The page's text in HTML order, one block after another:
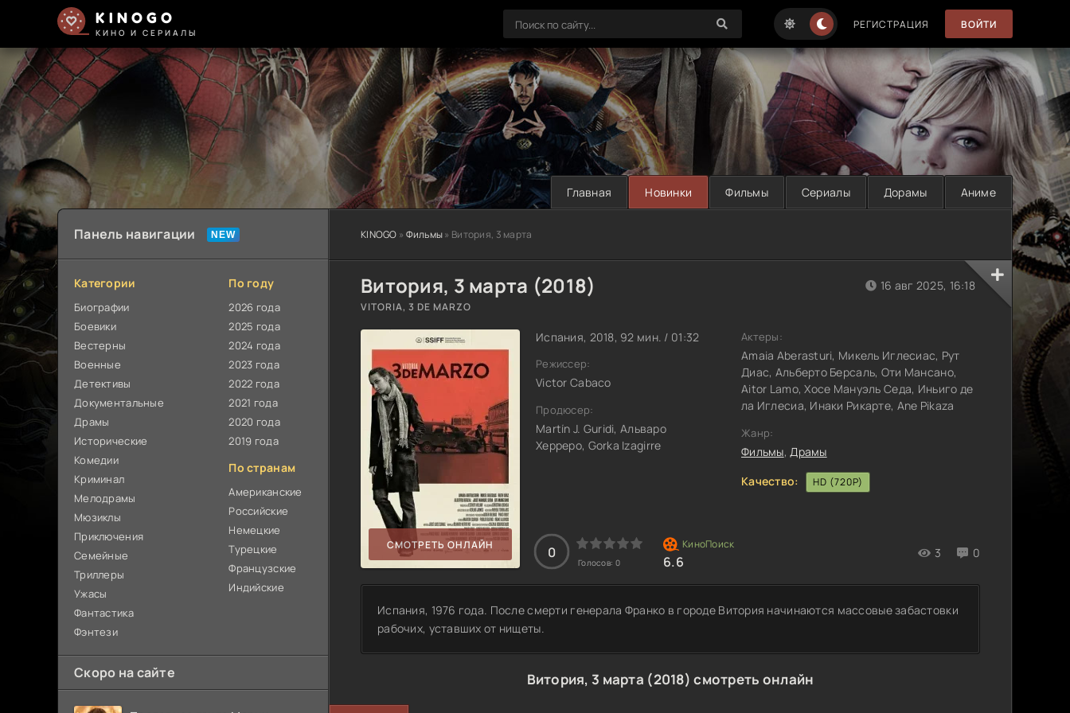
KINOGO
КИНО И СЕРИАЛЫ
РЕГИСТРАЦИЯ ВОЙТИ
Главная Новинки Фильмы Сериалы Дорамы Аниме
KINOGO » Фильмы» Витория, 3 марта
Витория, 3 марта (2018)
VITORIA, 3 DE MARZO
СМОТРЕТЬ ОНЛАЙН
Испания, 2018, 92 мин. / 01:32
Режиссер:
Victor Cabaco
Продюсер:
Martín J. Guridi, Альваро
Херреро, Gorka Izagirre
0
Голосов: 0 6.6
3 0
16 авг 2025, 16:18
Актеры:
Amaia Aberasturi, Микель Иглесиас, Рут
Диас, Альберто Берсаль, Оти Мансано,
Aitor Lamo, Хосе Мануэль Седа, Иньиго де
ла Иглесиа, Инаки Рикарте, Ane Pikaza
Жанр:
Фильмы,Драмы
Качество:
HD (720P)
Испания, 1976 года. После смерти генерала Франко в городе Витория начинаются массовые забастовки
рабочих, уставших от нищеты.
Витория, 3 марта (2018) смотреть онлайн
Панель навигации
Категории
Биографии
Боевики
Вестерны
Военные
Детективы
Документальные
Драмы
Исторические
Комедии
Криминал
Мелодрамы
Мюзиклы
Приключения
Семейные
Триллеры
Ужасы
Фантастика
Фэнтези
По году
2026 года
2025 года
2024 года
2023 года
2022 года
2021 года
2020 года
2019 года
По странам
Американские
Российские
Немецкие
Турецкие
Французские
Индийские
Скоро на сайте